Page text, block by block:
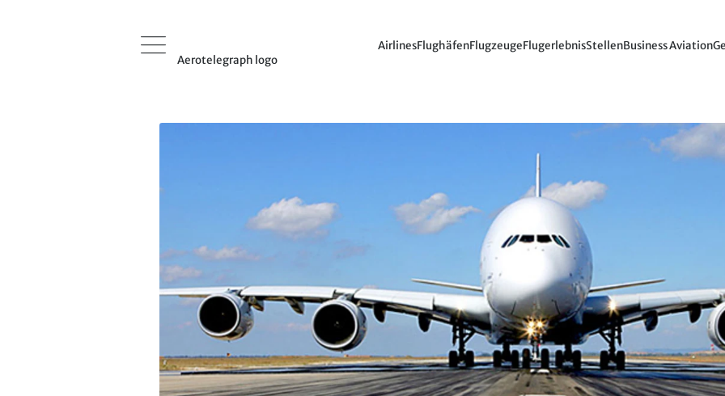
Aerotelegraph logo
AirlinesFlughäfenFlugzeugeFlugerlebnisStellenBusiness Aviation